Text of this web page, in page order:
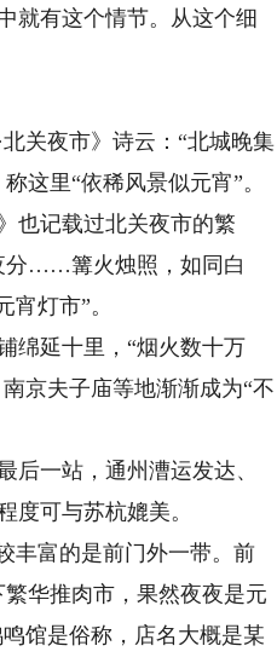
就有这个情节。从这个细
关夜市》诗云：“北城晚集
这里“依稀风景似元宵”。
也记载过北关夜市的繁
分……篝火烛照，如同白
灯市”。
延十里，“烟火数十万
京夫子庙等地渐渐成为“不
一站，通州漕运发达、
度可与苏杭媲美。
富的是前门外一带。前
华推肉市，果然夜夜是元
馆是俗称，店名大概是某